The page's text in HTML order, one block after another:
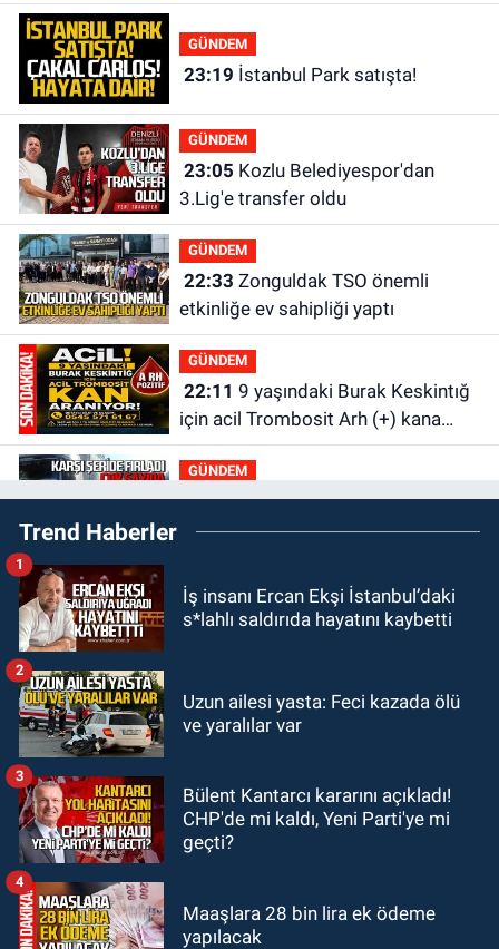
GÜNDEM
23:19 İstanbul Park satışta!
GÜNDEM
23:05
3.Lig'e transfer oldu
GÜNDEM
22:33
etkinliğe ev sahipliği yaptı
GÜNDEM
22:11
için acil Trombosit Arh (+) kana
ihtiyaç var
GÜNDEM
21:50Yoldan çıktı karşı şeride
fırladı: Çok sayıda yaralı var
21:38Ercüment Ünal'dan acık
haber geldi: Ameliyata dayanamadı
21:12Yönetim kulübü önce borç
GÜNDEM
20:56Otomobilin çarptığı yaşlı
adam hayatını kaybetti
Trend Haberler
İş insanı Ercan Ekşi İstanbul’daki
s*lahlı saldırıda hayatını kaybetti
1
Uzun ailesi yasta: Feci kazada ölü
ve yaralılar var
2
Bülent Kantarcı kararını açıkladı!
CHP'de mi kaldı, Yeni Parti'ye mi
geçti?
3
Maaşlara 28 bin lira ek ödeme
yapılacak
4